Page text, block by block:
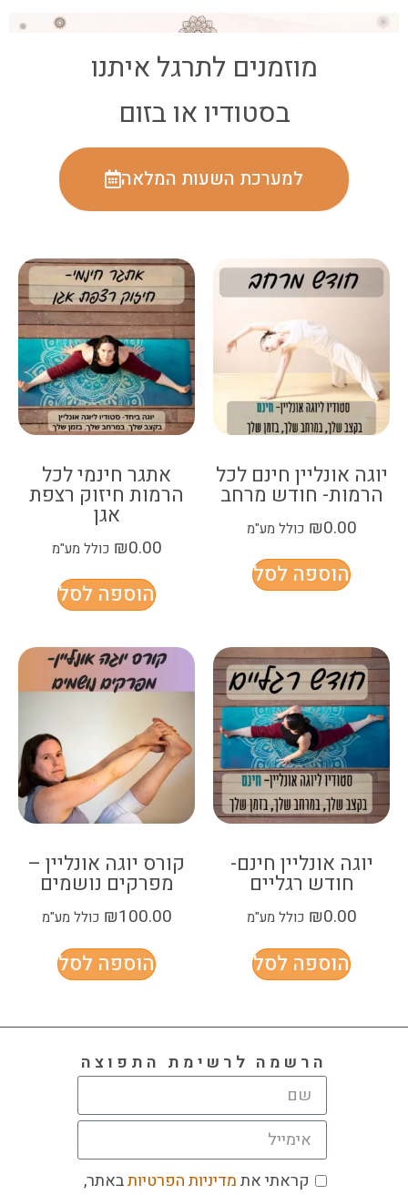
מוזמנים לתרגל איתנו
בסטודיו או בזום
למערכת השעות המלאה
יוגה אונליין חינם לכל
הרמות- חודש מרחב
₪0.00 כולל מע"מ
הוספה לסל
אתגר חינמי לכל
הרמות חיזוק רצפת
אגן
₪0.00 כולל מע"מ
הוספה לסל
יוגה אונליין חינם-
חודש רגליים
₪0.00 כולל מע"מ
הוספה לסל
קורס יוגה אונליין –
מפרקים נושמים
₪100.00 כולל מע"מ
הוספה לסל
הרשמה לרשימת התפוצה
קראתי אתמדיניות הפרטיותבאתר,